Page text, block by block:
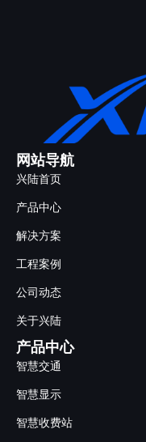
网站导航
兴陆首页
产品中心
解决方案
工程案例
公司动态
关于兴陆
产品中心
智慧交通
智慧显示
智慧收费站